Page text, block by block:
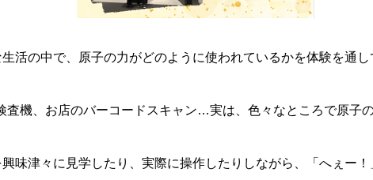
活の中で、原子の力がどのように使われているかを体験を通
査機、お店のバーコードスキャン…実は、色々なところで原子
味津々に見学したり、実際に操作したりしながら、「へぇー